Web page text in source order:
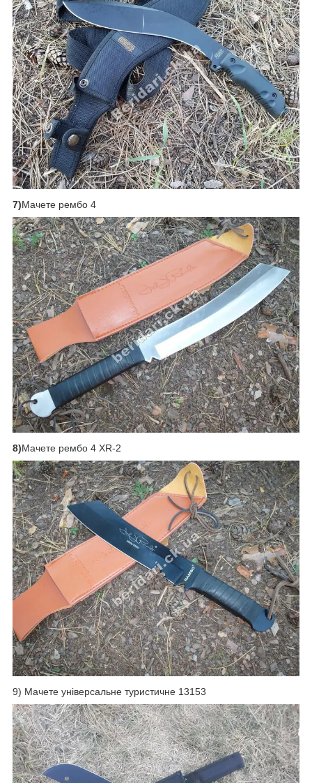
7)Мачете рембо 4
8)Мачете рембо 4 XR-2
9) Мачете універсальне туристичне 13153